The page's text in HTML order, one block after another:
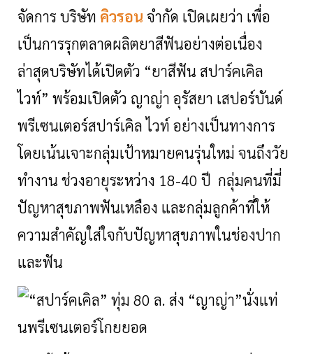
จัดการ บริษัท คิวรอน จำกัด เปิดเผยว่า เพื่อ
เป็นการรุกตลาดผลิตยาสีฟันอย่างต่อเนื่อง
ล่าสุดบริษัทได้เปิดตัว “ยาสีฟัน สปาร์คเคิล
ไวท์” พร้อมเปิดตัว ญาญ่า อุรัสยา เสปอร์บันด์
พรีเซนเตอร์สปาร์เคิล ไวท์ อย่างเป็นทางการ
โดยเน้นเจาะกลุ่มเป้าหมายคนรุ่นใหม่ จนถึงวัย
ทำงาน ช่วงอายุระหว่าง 18-40 ปี กลุ่มคนที่มี่
ปัญหาสุขภาพฟันเหลือง และกลุ่มลูกค้าที่ให้
ความสำคัญใส่ใจกับปัญหาสุขภาพในช่องปาก
และฟัน